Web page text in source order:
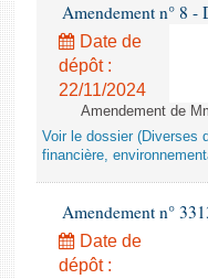
Amendement n° 8 -
Date de
dépôt :
22/11/2024
Amendement de
Voir le dossier (Diverses
financière,
Amendement n°
Date de
dépôt :